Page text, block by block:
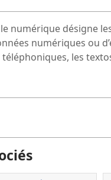
numérique désigne
numériques ou
les